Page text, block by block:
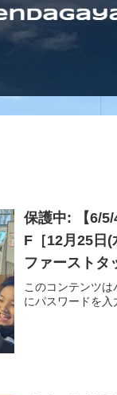
保護中: 【6/
F［12月25日
ファーストタ
このコンテンツ
にパスワードを